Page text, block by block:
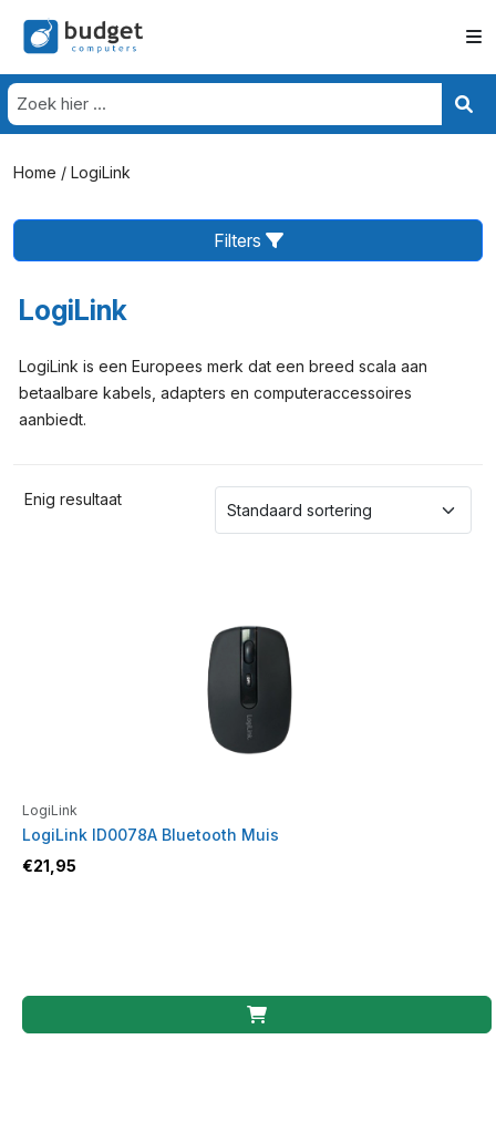
Home / LogiLink
Filters
LogiLink
LogiLink is een Europees merk dat een breed scala aan
betaalbare kabels, adapters en computeraccessoires
aanbiedt.
Enig resultaat
LogiLink
LogiLink ID0078A Bluetooth Muis
€21,95